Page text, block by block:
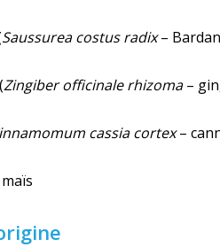
Saussurea costus radix–
(Zingiber officinale rhizoma–
cassia cortex–